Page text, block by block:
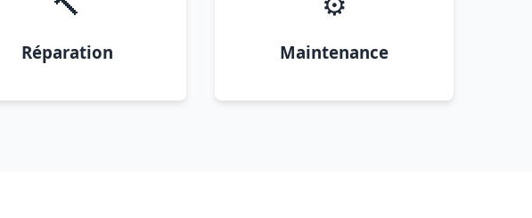
Réparation Maintenance